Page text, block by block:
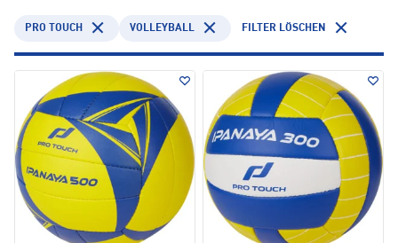
PRO TOUCH VOLLEYBALL FILTER LÖSCHEN